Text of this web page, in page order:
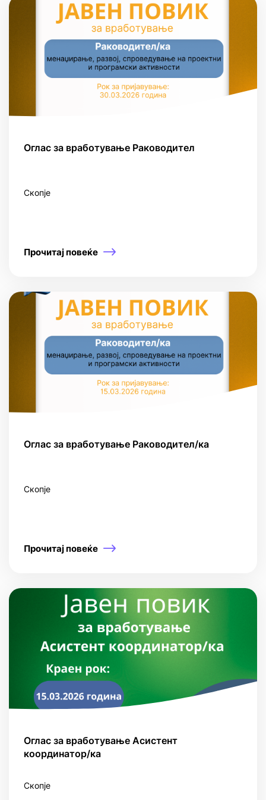
Оглас за вработување Раководител
Скопје
Прочитај повеќе
Оглас за вработување Раководител/ка
Скопје
Прочитај повеќе
Оглас за вработување Асистент
координатор/ка
Скопје